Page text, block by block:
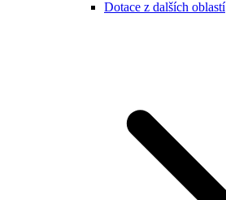
Dotace z dalších oblastí